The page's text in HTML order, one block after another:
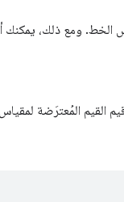
الخط. ومع ذلك،
القيم المُعترَضة